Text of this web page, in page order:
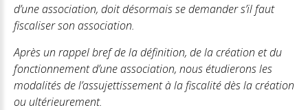
d’une association, doit désormais se demander s’il faut
fiscaliser son association.
Après un rappel bref de la définition, de la création et du
fonctionnement d’une association, nous étudierons les
modalités de l’assujettissement à la fiscalité dès la création
ou ultérieurement.